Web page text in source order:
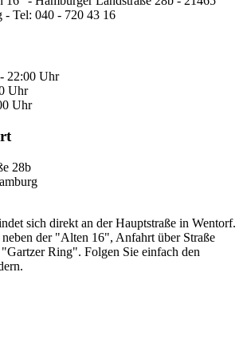
- Tel: 040 - 720 43 16
22:00 Uhr
Uhr
Uhr
28b
sich direkt an der Hauptstraße in Wentorf.
der "Alten 16", Anfahrt über Straße
Ring". Folgen Sie einfach den